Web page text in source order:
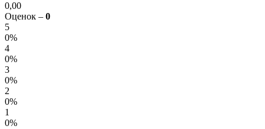
0,00
Оценок – 0
5
0%
4
0%
3
0%
2
0%
1
0%